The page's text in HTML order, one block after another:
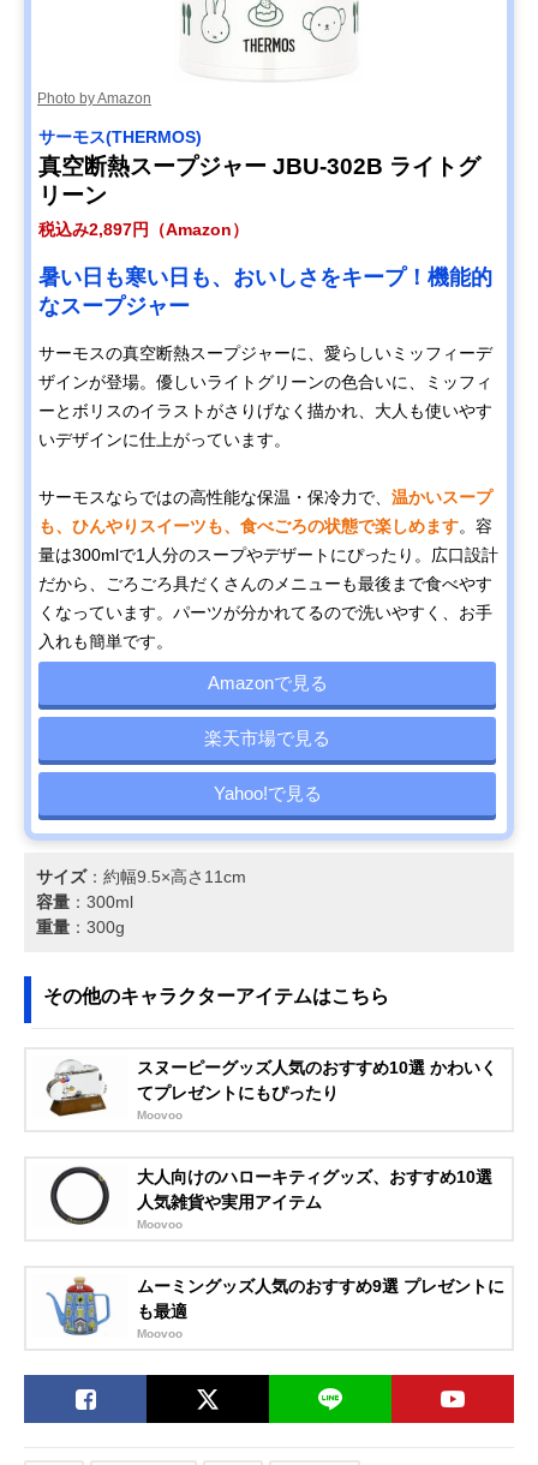
Photo by Amazon
サーモス(THERMOS)
真空断熱スープジャー JBU-302B ライトグ
リーン
税込み2,897円（Amazon）
暑い日も寒い日も、おいしさをキープ！機能的
なスープジャー
サーモスの真空断熱スープジャーに、愛らしいミッフィーデ
ザインが登場。優しいライトグリーンの色合いに、ミッフィ
ーとボリスのイラストがさりげなく描かれ、大人も使いやす
いデザインに仕上がっています。
サーモスならではの高性能な保温・保冷力で、 温かいスープ
も、ひんやりスイーツも、食べごろの状態で楽しめます。容
量は300mlで1人分のスープやデザートにぴったり。広口設計
だから、ごろごろ具だくさんのメニューも最後まで食べやす
くなっています。パーツが分かれてるので洗いやすく、お手
入れも簡単です。
Amazonで見る
楽天市場で見る
Yahoo!で見る
サイズ：約幅9.5×高さ11cm
容量 ：300ml
重量 ：300g
その他のキャラクターアイテムはこちら
スヌーピーグッズ人気のおすすめ10選 かわいく
てプレゼントにもぴったり
Moovoo
大人向けのハローキティグッズ、おすすめ10選
人気雑貨や実用アイテム
Moovoo
ムーミングッズ人気のおすすめ9選 プレゼントに
も最適
Moovoo